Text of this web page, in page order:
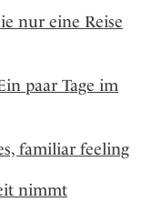
nur eine Reise
paar Tage im
familiar feeling
nimmt